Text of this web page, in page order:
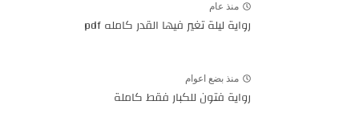
منذ عام
رواية ليلة تغير فيها القدر كامله pdf
منذ بضع اعوام
رواية فتون للكبار فقط كاملة